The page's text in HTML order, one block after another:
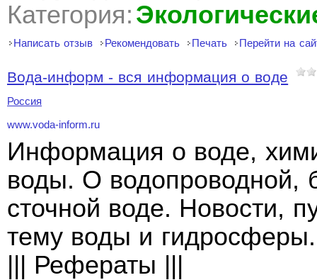
Категория:
Написать отзыв Рекомендовать Печать Перейти на
Вода-информ - вся информация о воде
Россия
www.voda-inform.ru
Информация о воде,
воды. О водопроводной,
сточной воде. Новости,
тему воды и
||| Рефераты |||